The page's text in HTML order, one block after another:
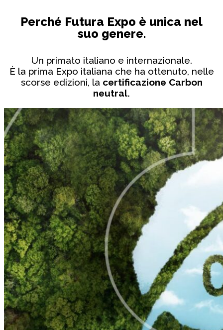
Perché Futura Expo è unica nel
suo genere.
Un primato italiano e internazionale.
È la prima Expo italiana che ha ottenuto, nelle
scorse edizioni, la certificazione Carbon
neutral.